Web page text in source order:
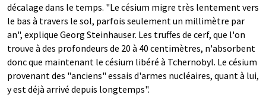
décalage dans le temps. "Le césium migre très lentement vers
le bas à travers le sol, parfois seulement un millimètre par
an", explique Georg Steinhauser. Les truffes de cerf, que l'on
trouve à des profondeurs de 20 à 40 centimètres, n'absorbent
donc que maintenant le césium libéré à Tchernobyl. Le césium
provenant des "anciens" essais d'armes nucléaires, quant à lui,
y est déjà arrivé depuis longtemps".